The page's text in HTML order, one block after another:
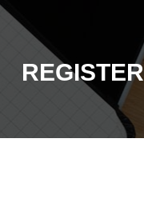
REGISTER